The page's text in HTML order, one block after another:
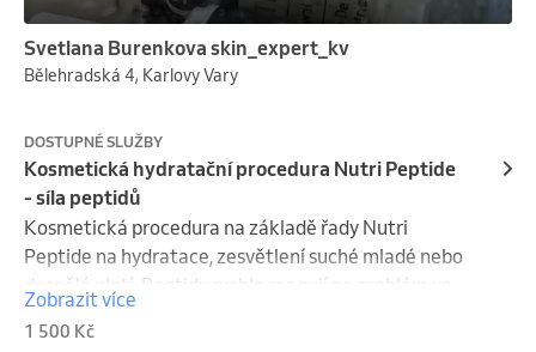
Svetlana Burenkova skin_expert_kv
Bělehradská 4, Karlovy Vary
DOSTUPNÉ SLUŽBY
Kosmetická hydratační procedura Nutri Peptide
- síla peptidů
Kosmetická procedura na základě řady Nutri
Peptide na hydratace, zesvětlení suché mladé nebo
dospělé pletí. Peptidy rychle reagují na problém ve
všech vrstvách pletí  a buňky jej začnou řešit. Zákrok
obsahuje: peelingy, bustery, masky, masáže , sérum a
Zobrazit více
1 500 Kč